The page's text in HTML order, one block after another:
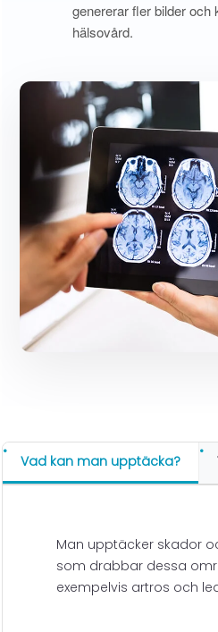
genererar fler bilder och
hälsovård.
Vad kan man upptäcka?
Man upptäcker skador
som drabbar dessa
exempelvis artros och